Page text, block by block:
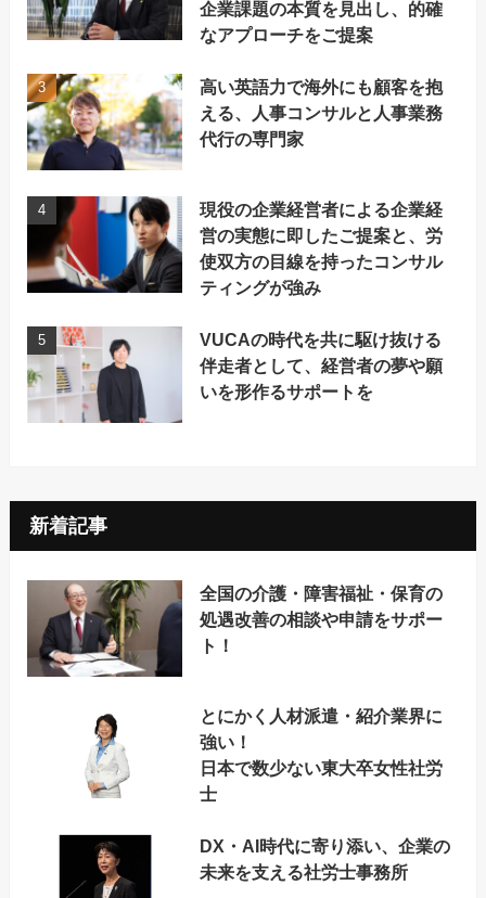
企業課題の本質を見出し、的確
なアプローチをご提案
高い英語力で海外にも顧客を抱
える、人事コンサルと人事業務
代行の専門家
現役の企業経営者による企業経
営の実態に即したご提案と、労
使双方の目線を持ったコンサル
ティングが強み
VUCAの時代を共に駆け抜ける
伴走者として、経営者の夢や願
いを形作るサポートを
新着記事
全国の介護・障害福祉・保育の
処遇改善の相談や申請をサポー
ト！
とにかく人材派遣・紹介業界に
強い！
日本で数少ない東大卒女性社労
士
DX・AI時代に寄り添い、企業の
未来を支える社労士事務所